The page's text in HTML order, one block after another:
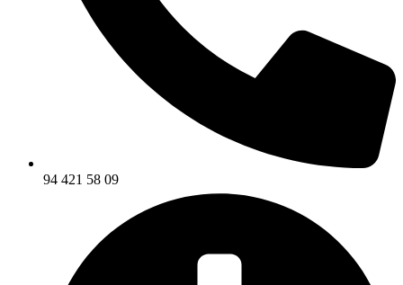
94 421 58 09